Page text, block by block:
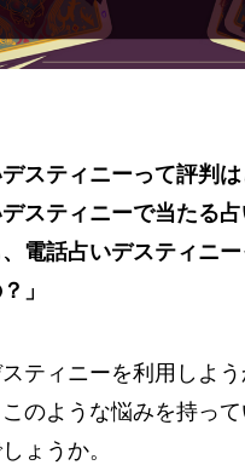
デスティニーって評判は
デスティニーで当たる占
、電話占いデスティニ
」
ティニーを利用しよ
のような悩みを持っ
ょうか。